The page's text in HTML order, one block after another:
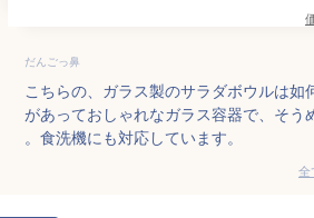
だんごっ鼻
こちらの、ガラス製のサラダボウルは如
があっておしゃれなガラス容器で、そう
。食洗機にも対応しています。
全